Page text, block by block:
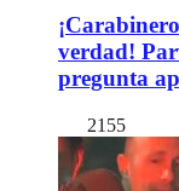
verdad!
pregunta
2155